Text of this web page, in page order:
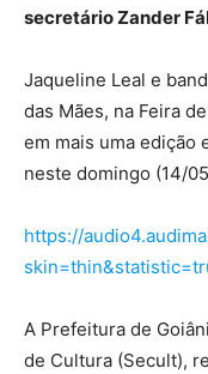
secretário Zander
Jaqueline Leal e
das Mães, na Feira
em mais uma edição
neste domingo (14/
https://
A Prefeitura de
de Cultura (Secult),